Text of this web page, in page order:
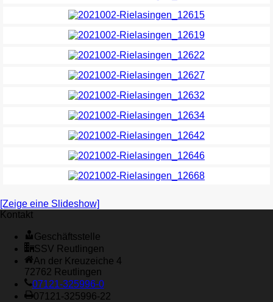
[Zeige eine Slideshow]
Kontakt
Geschäftsstelle
SSV Reutlingen
An der Kreuzeiche 4
72762 Reutlingen
07121-325996-0
07121-325996-22